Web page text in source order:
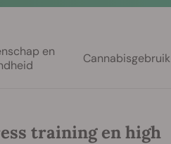
en
Cannabisgebruik
training en high